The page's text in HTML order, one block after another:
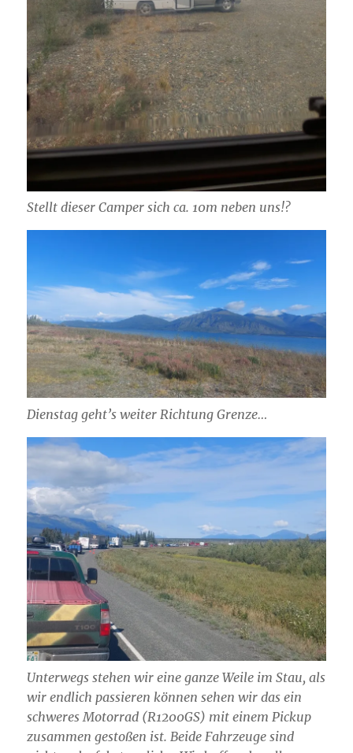
Stellt dieser Camper sich ca. 10m neben uns!?
Dienstag geht’s weiter Richtung Grenze…
Unterwegs stehen wir eine ganze Weile im Stau, als
wir endlich passieren können sehen wir das ein
schweres Motorrad (R1200GS) mit einem Pickup
zusammen gestoßen ist. Beide Fahrzeuge sind